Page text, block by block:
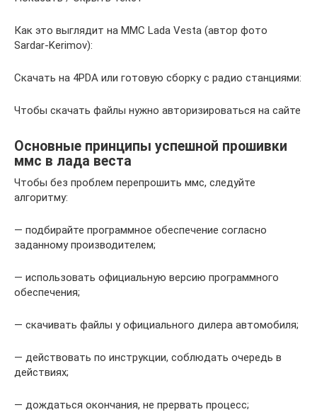
Как это выглядит на ММС Lada Vesta (автор фото
Sardar-Kerimov):
Скачать на 4PDA или готовую сборку с радио станциями:
Чтобы скачать файлы нужно авторизироваться на сайте
Основные принципы успешной прошивки
ммс в лада веста
Чтобы без проблем перепрошить ммс, следуйте
алгоритму:
— подбирайте программное обеспечение согласно
заданному производителем;
— использовать официальную версию программного
обеспечения;
— скачивать файлы у официального дилера автомобиля;
— действовать по инструкции, соблюдать очередь в
действиях;
— дождаться окончания, не прервать процесс;